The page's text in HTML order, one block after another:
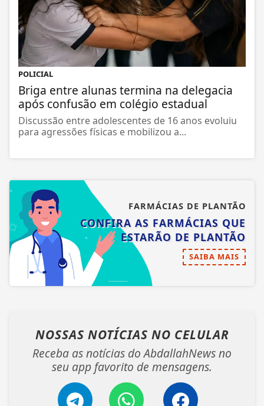
POLICIAL
Briga entre alunas termina na delegacia
após confusão em colégio estadual
Discussão entre adolescentes de 16 anos evoluiu
para agressões físicas e mobilizou a...
FARMÁCIAS DE PLANTÃO
CONFIRA AS FARMÁCIAS QUE
ESTARÃO DE PLANTÃO
SAIBA MAIS
NOSSAS NOTÍCIAS NO CELULAR
Receba as notícias do AbdallahNews no
seu app favorito de mensagens.